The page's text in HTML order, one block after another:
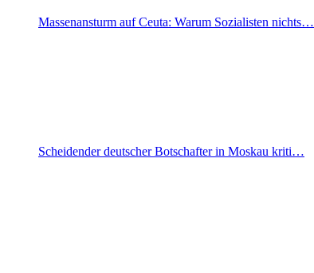
Massenansturm auf Ceuta: Warum Sozialisten nichts…
Scheidender deutscher Botschafter in Moskau kriti…